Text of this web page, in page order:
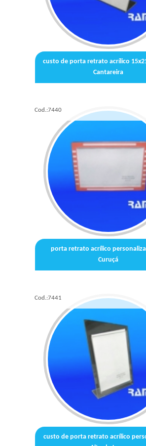
custo de porta retrato acrílico
Cantareira
Cod.:7440
porta retrato acrílico
Curuçá
Cod.:7441
custo de porta retrato acrílico